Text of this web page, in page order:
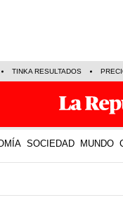
TINKA RESULTADOS
SOCIEDAD MUNDO